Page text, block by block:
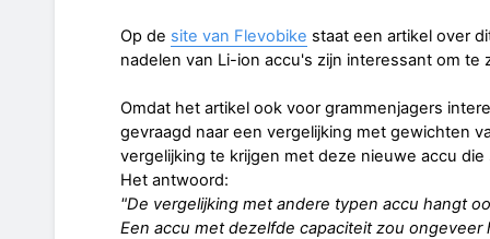
Op de site van Flevobike staat een artikel over
nadelen van Li-ion accu's zijn interessant om te
Omdat het artikel ook voor grammenjagers
gevraagd naar een vergelijking met gewichten
vergelijking te krijgen met deze nieuwe accu
Het antwoord:
"De vergelijking met andere typen accu hangt
Een accu met dezelfde capaciteit zou